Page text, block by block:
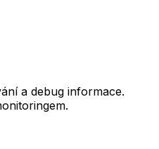
a debug informace.